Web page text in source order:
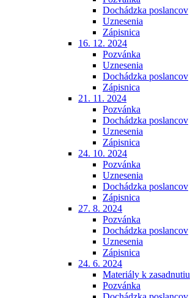
Dochádzka poslancov
Uznesenia
Zápisnica
16. 12. 2024
Pozvánka
Uznesenia
Dochádzka poslancov
Zápisnica
21. 11. 2024
Pozvánka
Dochádzka poslancov
Uznesenia
Zápisnica
24. 10. 2024
Pozvánka
Uznesenia
Dochádzka poslancov
Zápisnica
27. 8. 2024
Pozvánka
Dochádzka poslancov
Uznesenia
Zápisnica
24. 6. 2024
Materiály k zasadnutiu
Pozvánka